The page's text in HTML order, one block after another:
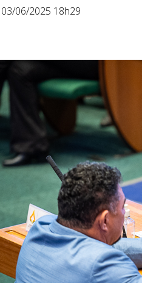
06/2025 18h29